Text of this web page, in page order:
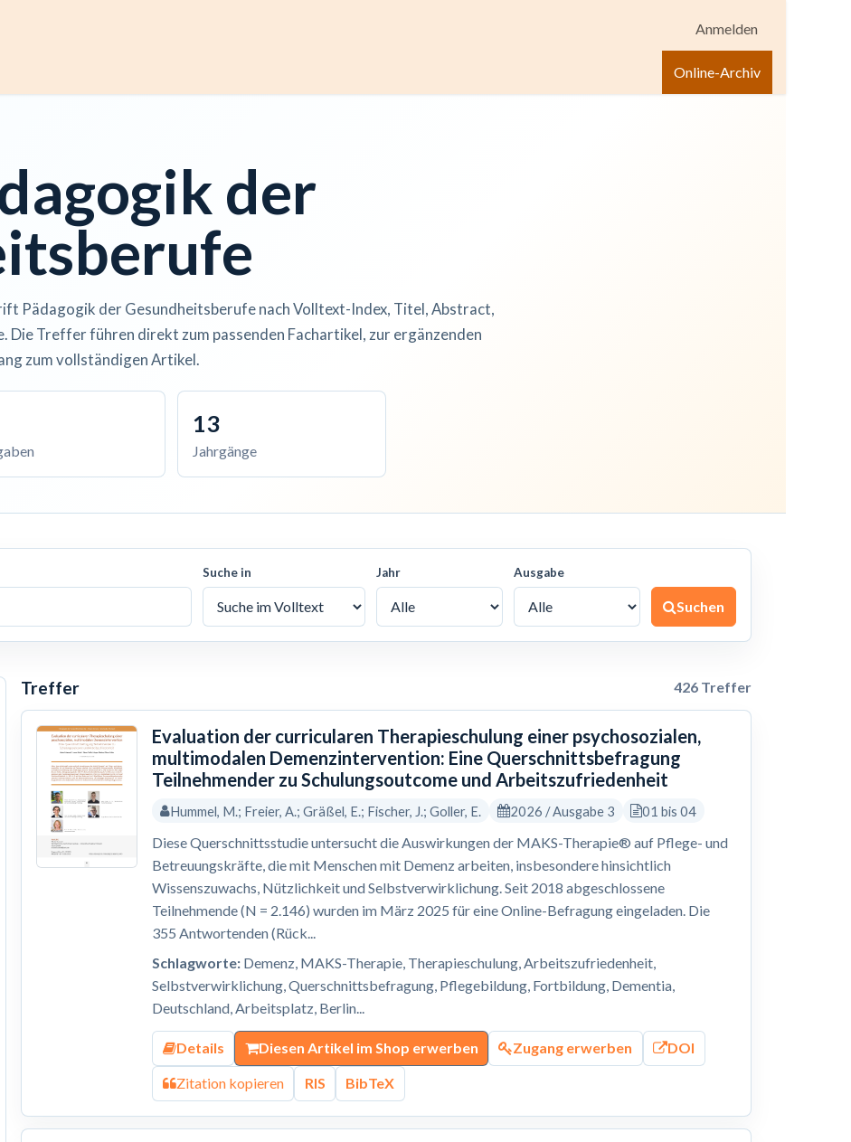
Anmelden
Online-Archiv
der
Pädagogik der Gesundheitsberufe nach Volltext-Index, Titel, Abstract,
Die Treffer führen direkt zum passenden Fachartikel, zur ergänzenden
zum vollständigen Artikel.
13
Jahrgänge
Suche in Jahr Ausgabe
Suchen
Treffer 426 Treffer
Evaluation der curricularen Therapieschulung einer psychosozialen,
multimodalen Demenzintervention: Eine Querschnittsbefragung
Teilnehmender zu Schulungsoutcome und Arbeitszufriedenheit
Hummel, M.; Freier, A.; Gräßel, E.; Fischer, J.; Goller, E. 2026 / Ausgabe 3 01 bis 04
Diese Querschnittsstudie untersucht die Auswirkungen der MAKS-Therapie® auf Pflege- und
Betreuungskräfte, die mit Menschen mit Demenz arbeiten, insbesondere hinsichtlich
Wissenszuwachs, Nützlichkeit und Selbstverwirklichung. Seit 2018 abgeschlossene
Teilnehmende (N = 2.146) wurden im März 2025 für eine Online-Befragung eingeladen. Die
355 Antwortenden (Rück...
Schlagworte: Demenz, MAKS-Therapie, Therapieschulung, Arbeitszufriedenheit,
Selbstverwirklichung, Querschnittsbefragung, Pflegebildung, Fortbildung, Dementia,
Deutschland, Arbeitsplatz, Berlin...
Details Diesen Artikel im Shop erwerben Zugang erwerben DOI
Zitation kopieren RIS BibTeX